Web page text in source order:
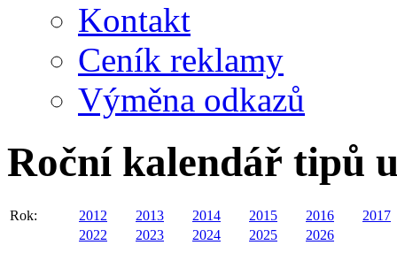
Kontakt
Ceník reklamy
Výměna odkazů
Roční kalendář tipů
Rok: 2012 2013 2014 2015 2016
2017
2022
2023 2024 2025 2026